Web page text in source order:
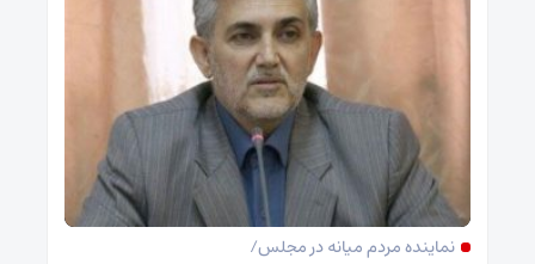
نماینده مردم میانه در مجلس/